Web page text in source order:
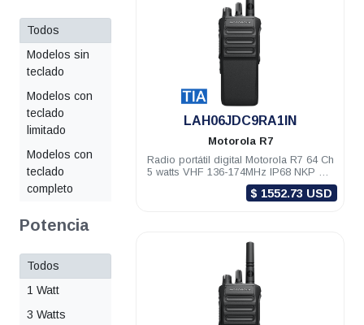
Todos
Modelos sin
teclado
Modelos con
teclado
limitado
Modelos con
teclado
completo
Potencia
Todos
1 Watt
3 Watts
LAH06JDC9RA1IN
Motorola R7
Radio portátil digital Motorola R7 64 Ch
5 watts VHF 136-174MHz IP68 NKP TIA
Habilitado
$ 1552.73 USD